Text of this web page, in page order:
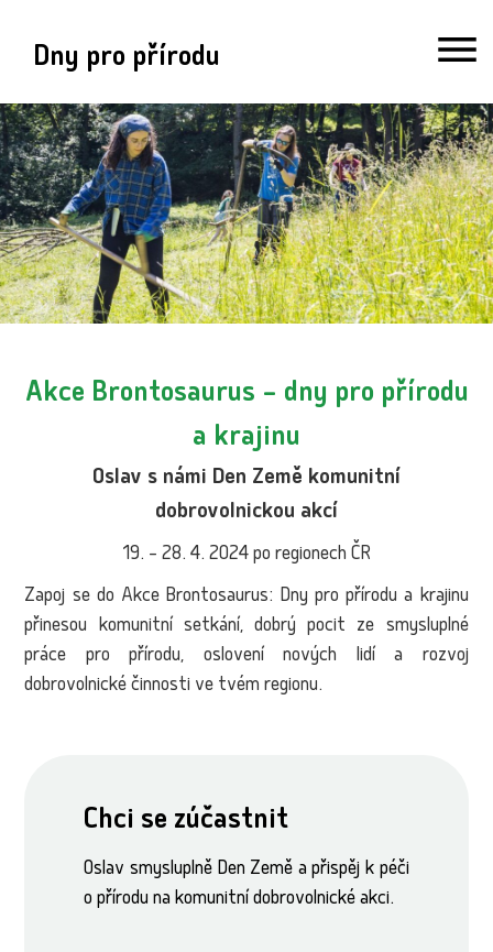
Dny pro přírodu
Akce Brontosaurus – dny pro přírodu
a krajinu
Oslav s námi Den Země komunitní
dobrovolnickou akcí
19. – 28. 4. 2024 po regionech ČR
Zapoj se do Akce Brontosaurus: Dny pro přírodu a krajinu
přinesou komunitní setkání, dobrý pocit ze smysluplné
práce pro přírodu, oslovení nových lidí a rozvoj
dobrovolnické činnosti ve tvém regionu.
Chci se zúčastnit
Oslav smysluplně Den Země a přispěj k péči
o přírodu na komunitní dobrovolnické akci.